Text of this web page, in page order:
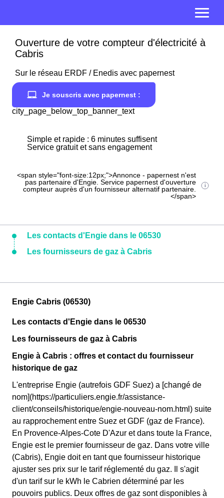
Ouverture de votre compteur d'électricité à
Cabris
Sur le réseau ERDF / Enedis avec papernest
Je souscris avec papernest :
city_page_below_top_banner_text
Simple et rapide : 6 minutes suffisent
Service gratuit et sans engagement
<span style="font-size:12px;">Annonce - papernest n'est
pas partenaire d'Engie. Service papernest d'ouverture
compteur auprès d'un fournisseur alternatif partenaire.
</span>
Les contacts d'Engie dans le 06530
Les fournisseurs de gaz à Cabris
Engie Cabris (06530)
Les contacts d'Engie dans le 06530
Les fournisseurs de gaz à Cabris
Engie à Cabris : offres et contact du fournisseur
historique de gaz
L'entreprise Engie (autrefois GDF Suez) a [changé de
nom](https://particuliers.engie.fr/assistance-
client/conseils/historique/engie-nouveau-nom.html) suite
au rapprochement entre Suez et GDF (gaz de France).
En Provence-Alpes-Cote D'Azur et dans toute la France,
Engie est le premier fournisseur de gaz. Dans votre ville
(Cabris), Engie doit en tant que fournisseur historique
ajuster ses prix sur le tarif réglementé du gaz. Il s'agit
d'un tarif sur le kWh le Cabrien déterminé par les
pouvoirs publics. Deux offres de gaz sont disponibles à